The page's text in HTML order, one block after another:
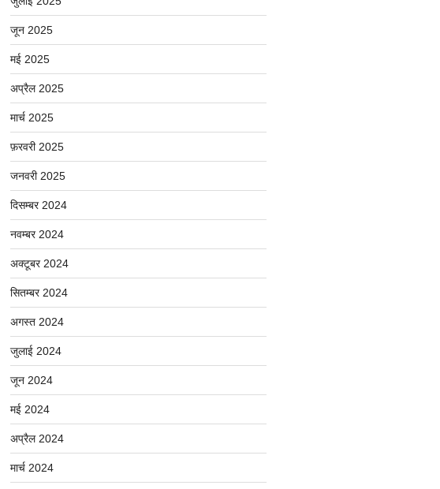
जून 2025
मई 2025
अप्रैल 2025
मार्च 2025
फ़रवरी 2025
जनवरी 2025
दिसम्बर 2024
नवम्बर 2024
अक्टूबर 2024
सितम्बर 2024
अगस्त 2024
जुलाई 2024
जून 2024
मई 2024
अप्रैल 2024
मार्च 2024